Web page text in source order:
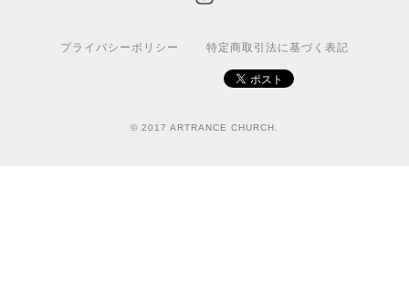
プライバシーポリシー 特定商取引法に基づく表記
© 2017 ARTRANCE CHURCH.